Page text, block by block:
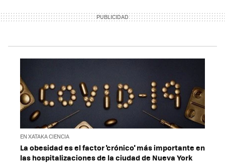
EN XATAKA CIENCIA
La obesidad es el factor 'crónico' más importante en
las hospitalizaciones de la ciudad de Nueva York